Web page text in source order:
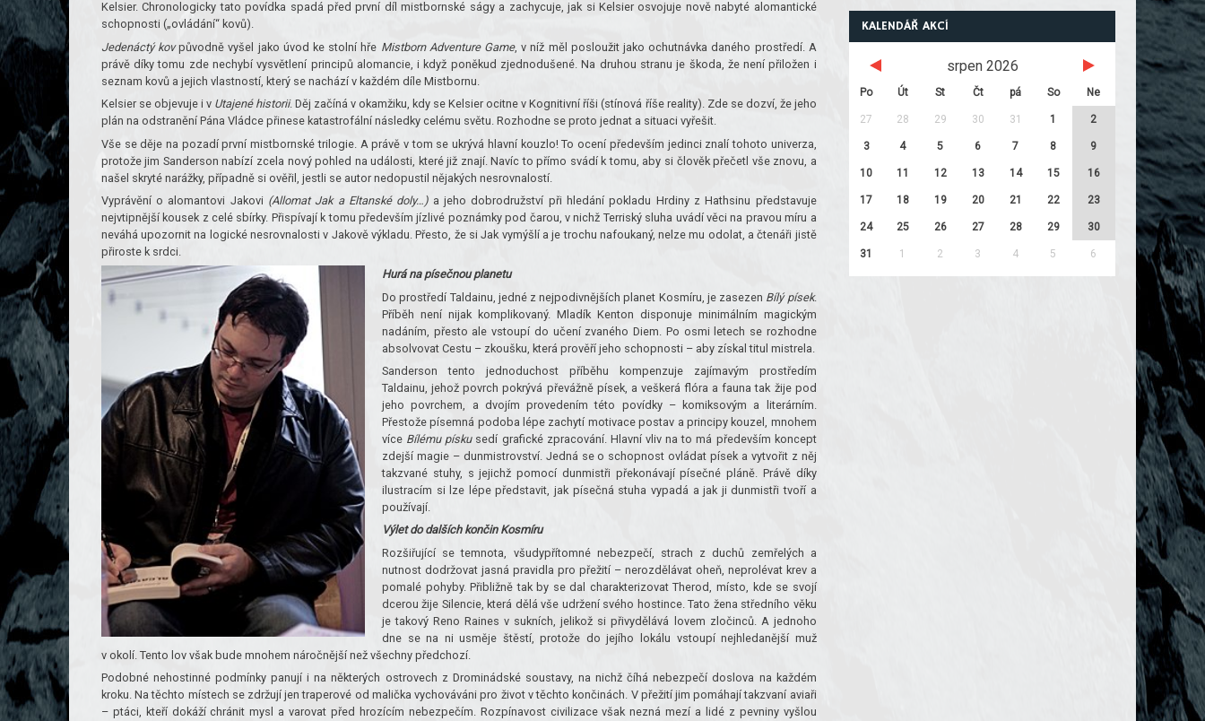
Kelsier. Chronologicky tato povídka spadá před první díl mistbornské ságy a zachycuje, jak si Kelsier osvojuje nově nabyté alomantické
schopnosti („ovládání“ kovů).
Jedenáctý kovpůvodně vyšel jako úvod ke stolní hře Mistborn Adventure Game, v níž měl posloužit jako ochutnávka daného prostředí. A
právě díky tomu zde nechybí vysvětlení principů alomancie, i když poněkud zjednodušené. Na druhou stranu je škoda, že není přiložen i
seznam kovů a jejich vlastností, který se nachází v každém díle Mistbornu.
Kelsier se objevuje i v Utajené historii. Děj začíná v okamžiku, kdy se Kelsier ocitne v Kognitivní říši (stínová říše reality). Zde se dozví, že jeho
plán na odstranění Pána Vládce přinese katastrofální následky celému světu. Rozhodne se proto jednat a situaci vyřešit.
Vše se děje na pozadí první mistbornské trilogie. A právě v tom se ukrývá hlavní kouzlo! To ocení především jedinci znalí tohoto univerza,
protože jim Sanderson nabízí zcela nový pohled na události, které již znají. Navíc to přímo svádí k tomu, aby si člověk přečetl vše znovu, a
našel skryté narážky, případně si ověřil, jestli se autor nedopustil nějakých nesrovnalostí.
Vyprávění o alomantovi Jakovi (Allomat Jak a Eltanské doly…) a jeho dobrodružství při hledání pokladu Hrdiny z Hathsinu představuje
nejvtipnější kousek z celé sbírky. Přispívají k tomu především jízlivé poznámky pod čarou, v nichž Terriský sluha uvádí věci na pravou míru a
neváhá upozornit na logické nesrovnalosti v Jakově výkladu. Přesto, že si Jak vymýšlí a je trochu nafoukaný, nelze mu odolat, a čtenáři jistě
přiroste k srdci.
Hurá na písečnou planetu
Do prostředí Taldainu, jedné z nejpodivnějších planet Kosmíru, je zasezen Bílý písek.
Příběh není nijak komplikovaný. Mladík Kenton disponuje minimálním magickým
nadáním, přesto ale vstoupí do učení zvaného Diem. Po osmi letech se rozhodne
absolvovat Cestu – zkoušku, která prověří jeho schopnosti – aby získal titul mistrela.
Sanderson tento jednoduchost příběhu kompenzuje zajímavým prostředím
Taldainu, jehož povrch pokrývá převážně písek, a veškerá flóra a fauna tak žije pod
jeho povrchem, a dvojím provedením této povídky – komiksovým a literárním.
Přestože písemná podoba lépe zachytí motivace postav a principy kouzel, mnohem
více Bílému písku sedí grafické zpracování. Hlavní vliv na to má především koncept
zdejší magie – dunmistrovství. Jedná se o schopnost ovládat písek a vytvořit z něj
takzvané stuhy, s jejichž pomocí dunmistři překonávají písečné pláně. Právě díky
ilustracím si lze lépe představit, jak písečná stuha vypadá a jak ji dunmistři tvoří a
používají.
Výlet do dalších končin Kosmíru
Rozšiřující se temnota, všudypřítomné nebezpečí, strach z duchů zemřelých a
nutnost dodržovat jasná pravidla pro přežití – nerozdělávat oheň, neprolévat krev a
pomalé pohyby. Přibližně tak by se dal charakterizovat Therod, místo, kde se svojí
dcerou žije Silencie, která dělá vše udržení svého hostince. Tato žena středního věku
je takový Reno Raines v sukních, jelikož si přivydělává lovem zločinců. A jednoho
dne se na ni usměje štěstí, protože do jejího lokálu vstoupí nejhledanější muž
v okolí. Tento lov však bude mnohem náročnější než všechny předchozí.
Podobné nehostinné podmínky panují i na některých ostrovech z Drominádské soustavy, na nichž číhá nebezpečí doslova na každém
kroku. Na těchto místech se zdržují jen traperové od malička vychováváni pro život v těchto končinách. V přežití jim pomáhají takzvaní aviaři
– ptáci, kteří dokáží chránit mysl a varovat před hrozícím nebezpečím. Rozpínavost civilizace však nezná mezí a lidé z pevniny vyšlou
KALENDÁŘ AKCÍ
srpen 2026
Po Út St Čt pá So Ne
27 28 29 30 31 1 2
3 4 5 6 7 8 9
10 11 12 13 14 15 16
17 18 19 20 21 22 23
24 25 26 27 28 29 30
31 1 2 3 4 5 6